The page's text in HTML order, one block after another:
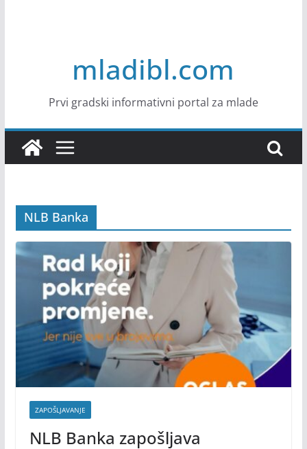
mladibl.com
Prvi gradski informativni portal za mlade
NLB Banka
ZAPOŠLJAVANJE
NLB Banka zapošljava